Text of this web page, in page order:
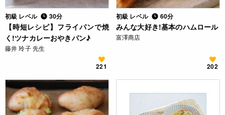
初級 レベル 30分
【時短レシピ】フライパンで焼
く!ツナカレーおやきパン♪
藤井 玲子 先生
221
初級 レベル 60分
みんな大好き!基本のハムロール
富澤商店
202